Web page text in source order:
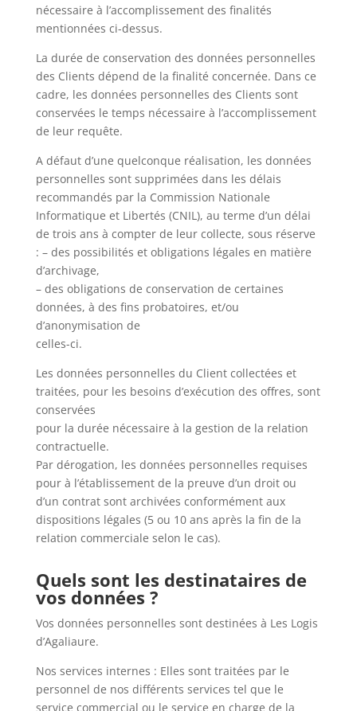
nécessaire à l’accomplissement des finalités
mentionnées ci-dessus.
La durée de conservation des données personnelles
des Clients dépend de la finalité concernée. Dans ce
cadre, les données personnelles des Clients sont
conservées le temps nécessaire à l’accomplissement
de leur requête.
A défaut d’une quelconque réalisation, les données
personnelles sont supprimées dans les délais
recommandés par la Commission Nationale
Informatique et Libertés (CNIL), au terme d’un délai
de trois ans à compter de leur collecte, sous réserve
: – des possibilités et obligations légales en matière
d’archivage,
– des obligations de conservation de certaines
données, à des fins probatoires, et/ou
d’anonymisation de
celles-ci.
Les données personnelles du Client collectées et
traitées, pour les besoins d’exécution des offres, sont
conservées
pour la durée nécessaire à la gestion de la relation
contractuelle.
Par dérogation, les données personnelles requises
pour à l’établissement de la preuve d’un droit ou
d’un contrat sont archivées conformément aux
dispositions légales (5 ou 10 ans après la fin de la
relation commerciale selon le cas).
Quels sont les destinataires de
vos données ?
Vos données personnelles sont destinées à Les Logis
d’Agaliaure.
Nos services internes : Elles sont traitées par le
personnel de nos différents services tel que le
service commercial ou le service en charge de la